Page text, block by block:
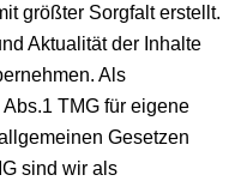
größter Sorgfalt erstellt.
Aktualität der Inhalte
Als
TMG für eigene
Gesetzen
sind wir als